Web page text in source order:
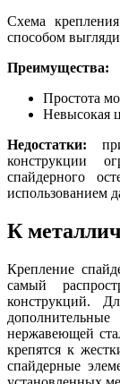
Схема
способом
Преимущества:
Простота
Невысокая
Недостатки:
конструкции
спайдерного
использованием
К
Крепление
самый
конструкций.
нержавеющей
крепятся к
спайдерные